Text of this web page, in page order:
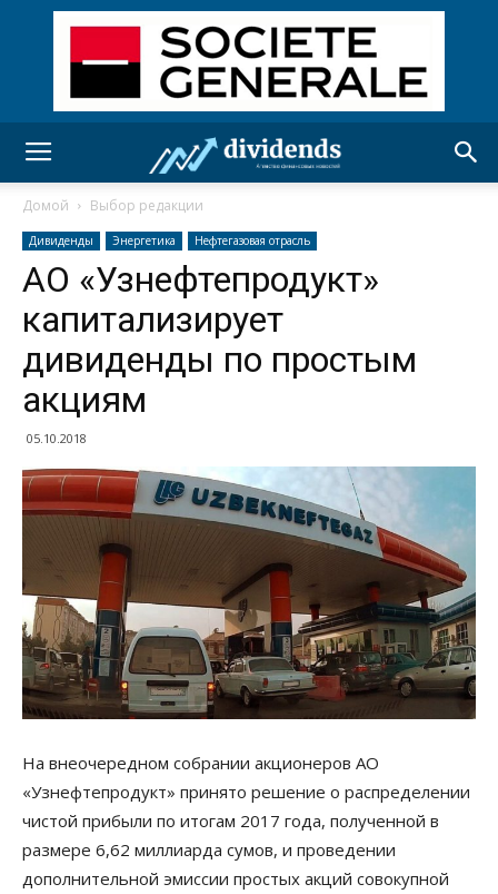
Домой Выбор редакции
Дивиденды Энергетика Нефтегазовая отрасль
АО «Узнефтепродукт»
капитализирует
дивиденды по простым
акциям
05.10.2018
На внеочередном собрании акционеров АО
«Узнефтепродукт» принято решение о распределении
чистой прибыли по итогам 2017 года, полученной в
размере 6,62 миллиарда сумов, и проведении
дополнительной эмиссии простых акций совокупной